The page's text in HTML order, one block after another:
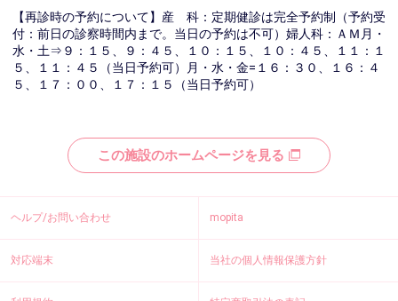
【再診時の予約について】産 科：定期健診は完全予約制（予約受
付：前日の診察時間内まで。当日の予約は不可）婦人科：ＡＭ月・
水・土⇒９：１５、９：４５、１０：１５、１０：４５、１１：１
５、１１：４５（当日予約可）月・水・金=１６：３０、１６：４
５、１７：００、１７：１５（当日予約可）
この施設のホームページを見る
ヘルプ/お問い合わせ mopita
対応端末 当社の個人情報保護方針